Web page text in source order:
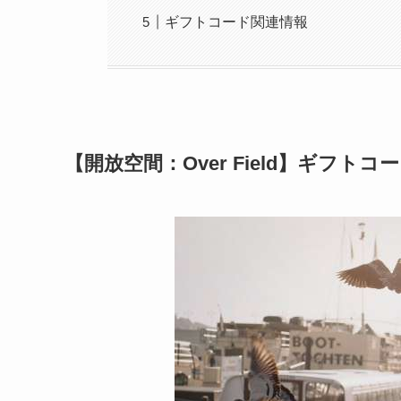
ギフトコード関連情報
【開放空間：Over Field】ギフトコ